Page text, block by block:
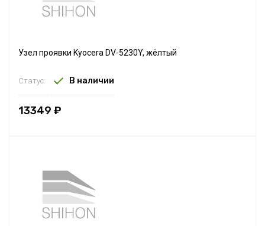
Узел проявки Kyocera DV-5230Y, жёлтый
Статус: В наличии
13349 ₽